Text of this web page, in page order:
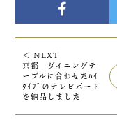
＜ NEXT
京都 ダイニングテ
ーブルに合わせたﾊｲ
ﾀｲﾌﾟのテレビボード
を納品しました